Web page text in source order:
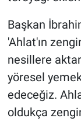
Başkan
'Ahlat'ın
nesillere
yöresel
edeceğiz.
oldukça